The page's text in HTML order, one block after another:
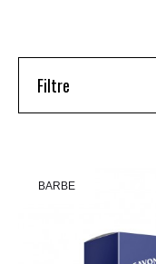
Filtre
BARBE